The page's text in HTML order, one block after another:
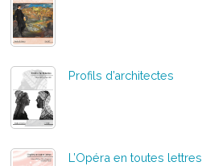
Profils d’architectes
L’Opéra en toutes lettres